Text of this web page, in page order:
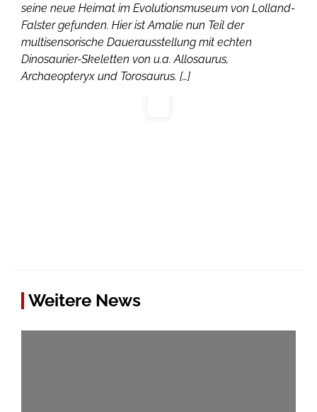
seine neue Heimat im Evolutionsmuseum von Lolland-
Falster gefunden. Hier ist Amalie nun Teil der
multisensorische Dauerausstellung mit echten
Dinosaurier-Skeletten von u.a. Allosaurus,
Archaeopteryx und Torosaurus. […]
Weitere News